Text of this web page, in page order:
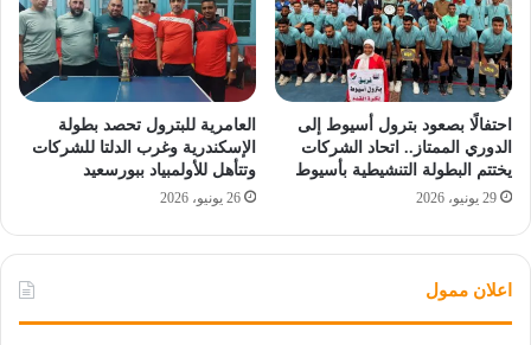
احتفالًا بصعود بترول أسيوط إلى
الدوري الممتاز.. اتحاد الشركات
يختتم البطولة التنشيطية بأسيوط
29 يونيو، 2026
العامرية للبترول تحصد بطولة
الإسكندرية وغرب الدلتا للشركات
وتتأهل للأولمبياد ببورسعيد
26 يونيو، 2026
اعلان ممول